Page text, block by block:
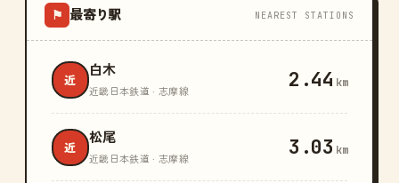
⚑ 最寄り駅 NEAREST STATIONS
近
白木
近畿日本鉄道 · 志摩線 2.44 km
近
松尾
近畿日本鉄道 · 志摩線 3.03 km